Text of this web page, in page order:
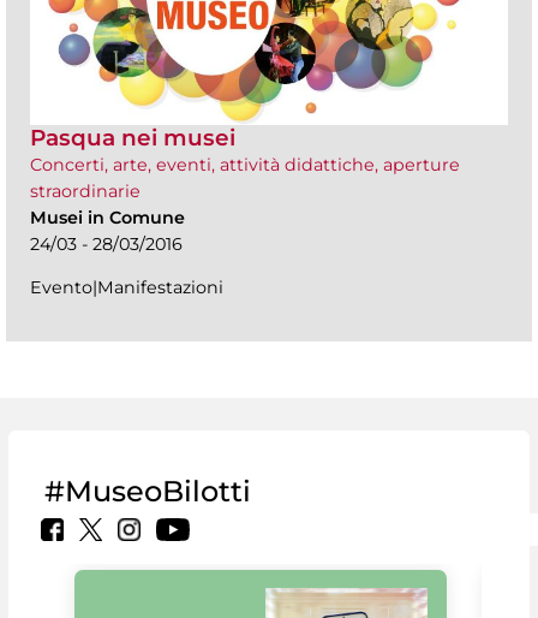
Pasqua nei musei
Concerti, arte, eventi, attività didattiche, aperture
straordinarie
Musei in Comune
24/03 - 28/03/2016
Evento|Manifestazioni
#MuseoBilotti